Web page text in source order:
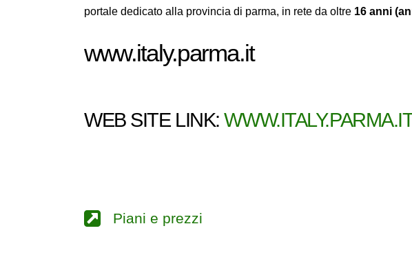
portale dedicato alla provincia di parma, in rete da oltre 16 anni
www.italy.parma.it
WEB SITE LINK:
Piani e prezzi